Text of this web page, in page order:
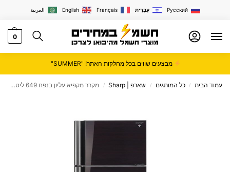
العربية English Français עִבְרִית Русский
0
מבצעים שווים בכל מחלקות האתר! "SUMMER"
עמוד הבית / כל המותגים / שארפ | Sharp / מקרר מקפיא עליון בנפח 649 ליטר SHARP דגם SJGP70DSL/BK